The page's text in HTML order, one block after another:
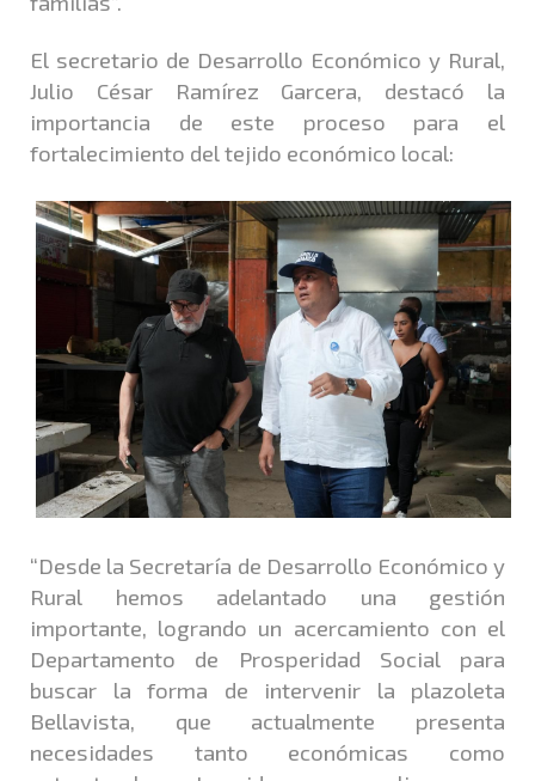
El secretario de Desarrollo Económico y Rural,
Julio César Ramírez Garcera, destacó la
importancia de este proceso para el
fortalecimiento del tejido económico local:
“Desde la Secretaría de Desarrollo Económico y
Rural hemos adelantado una gestión
importante, logrando un acercamiento con el
Departamento de Prosperidad Social para
buscar la forma de intervenir la plazoleta
Bellavista, que actualmente presenta
necesidades tanto económicas como